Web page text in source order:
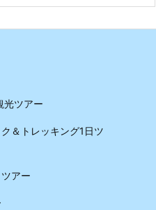
光ツアー
＆トレッキング1日ツ
アー